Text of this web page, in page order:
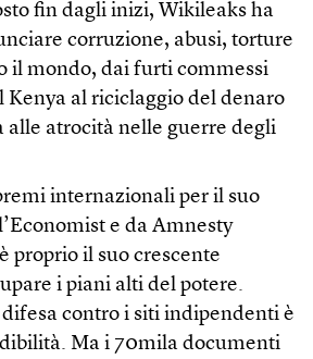
fin dagli inizi, Wikileaks ha
corruzione, abusi, torture
il mondo, dai furti commessi
Kenya al riciclaggio del denaro
alle atrocità nelle guerre degli
internazionali per il suo
e da Amnesty
proprio il suo crescente
i piani alti del potere.
contro i siti indipendenti è
Ma i 70mila documenti